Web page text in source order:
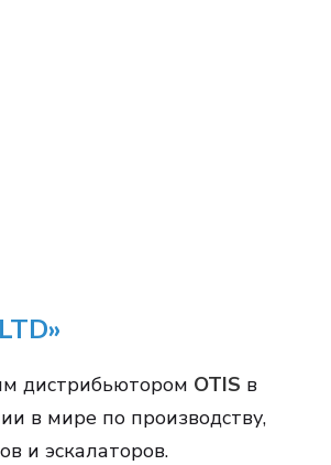
дистрибьютором OTIS в
в мире по производству,
и эскалаторов.